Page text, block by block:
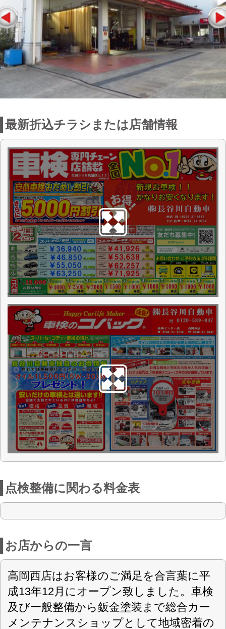
最新折込チラシまたは店舗情報
点検整備に関わる料金表
お店からの一言
高岡西店はお客様のご満足を合言葉に平
成13年12月にオープン致しました。車検
及び一般整備から鈑金塗装まで総合カー
メンテナンスショップとして地域密着の
お店です。.又、お客様により便利に来て
頂く為に国道8号線高岡インター近くのイ
ンター店でもコバック車検の予約受付を
おこなっています。.又インター店では常
時30台の新車中古車を展示してご来店を
お待ちしています。
車検の予約はこちら
店舗詳細
〈店舗直通フリーダイヤル
会社名 (株)長谷川自動車
住所 〒933-0353 富山県高岡市麻生谷273
認可 第4319号
電話番号 0766-31-0047
FAX番号 0766-31-4570
URL http://www.hasegawa-car.com/kobac